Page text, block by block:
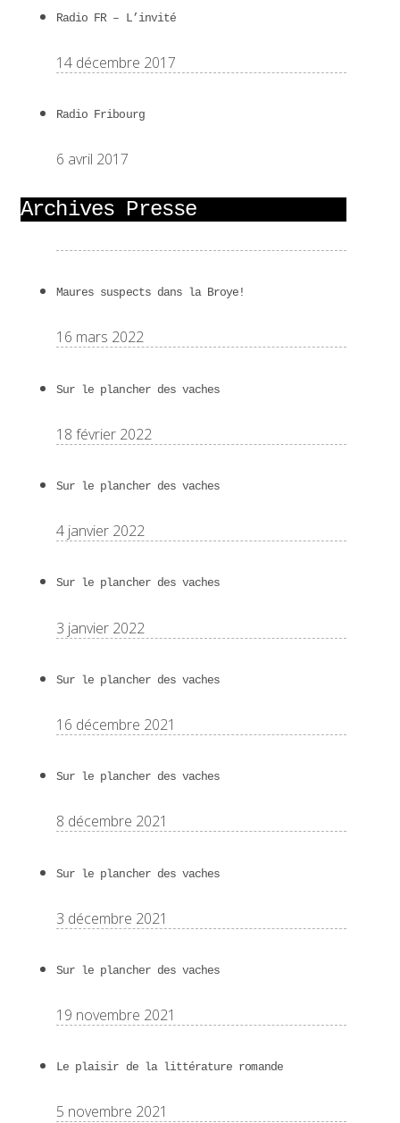
Radio FR – L’invité
14 décembre 2017
Radio Fribourg
6 avril 2017
Archives Presse
Maures suspects dans la Broye!
16 mars 2022
Sur le plancher des vaches
18 février 2022
Sur le plancher des vaches
4 janvier 2022
Sur le plancher des vaches
3 janvier 2022
Sur le plancher des vaches
16 décembre 2021
Sur le plancher des vaches
8 décembre 2021
Sur le plancher des vaches
3 décembre 2021
Sur le plancher des vaches
19 novembre 2021
Le plaisir de la littérature romande
5 novembre 2021